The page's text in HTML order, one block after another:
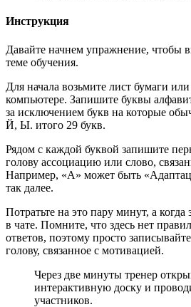
Инструкция
Давайте начнем упражнение, чтобы
теме обучения.
Для начала возьмите лист бумаги
компьютере. Запишите буквы
за исключением букв на которые
Й, Ы. итого 29 букв.
Рядом с каждой буквой запишите
голову ассоциацию или слово,
Например, «А» может быть
так далее.
Потратьте на это пару минут, а
в чате. Помните, что здесь нет
ответов, поэтому просто
голову, связанное с мотивацией.
Через две минуты тренер
интерактивную доску и
участников.